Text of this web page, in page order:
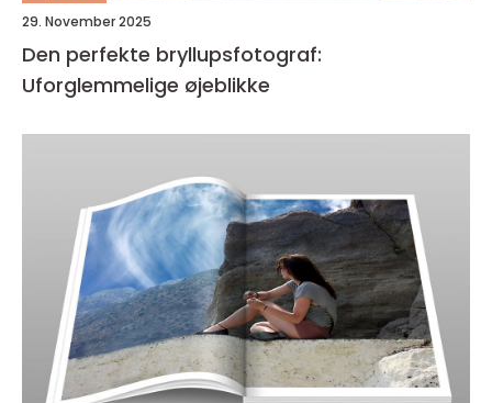
29. November 2025
Den perfekte bryllupsfotograf:
Uforglemmelige øjeblikke